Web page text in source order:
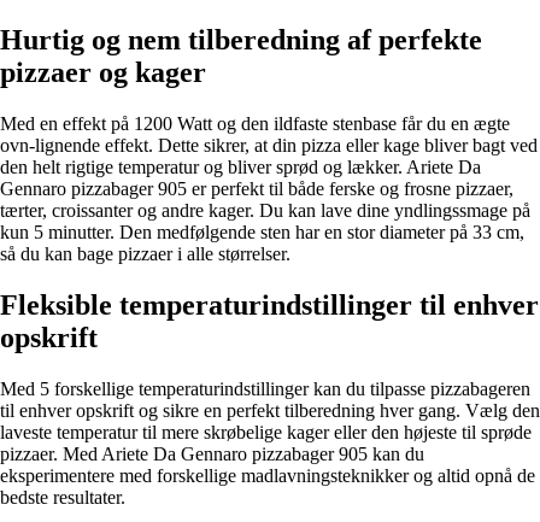
Hurtig og nem tilberedning af perfekte
pizzaer og kager
Med en effekt på 1200 Watt og den ildfaste stenbase får du en ægte
ovn-lignende effekt. Dette sikrer, at din pizza eller kage bliver bagt ved
den helt rigtige temperatur og bliver sprød og lækker. Ariete Da
Gennaro pizzabager 905 er perfekt til både ferske og frosne pizzaer,
tærter, croissanter og andre kager. Du kan lave dine yndlingssmage på
kun 5 minutter. Den medfølgende sten har en stor diameter på 33 cm,
så du kan bage pizzaer i alle størrelser.
Fleksible temperaturindstillinger til enhver
opskrift
Med 5 forskellige temperaturindstillinger kan du tilpasse pizzabageren
til enhver opskrift og sikre en perfekt tilberedning hver gang. Vælg den
laveste temperatur til mere skrøbelige kager eller den højeste til sprøde
pizzaer. Med Ariete Da Gennaro pizzabager 905 kan du
eksperimentere med forskellige madlavningsteknikker og altid opnå de
bedste resultater.